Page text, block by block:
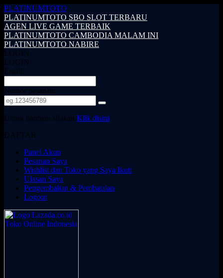
PLATINUMTOTO
PLATINUMTOTO SBO SLOT TERBARU
AGEN LIVE GAME TERBAIK
PLATINUMTOTO CAMBODIA MALAM INI
PLATINUMTOTO NABIRE
LOGIN
LOGIN
Email:
Nomor pesanan:
Untuk bantuan silakan,Klik disini
DAFTAR
Panel Akun
Pesanan Saya
Wishlist dan Toko yang Saya Ikuti
Ulasan Saya
Pengembalian & Pembatalan
Logout